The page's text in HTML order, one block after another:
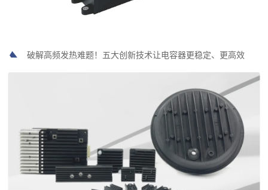
破解高频发热难题！五大创新技术让电容器更稳定、更高效